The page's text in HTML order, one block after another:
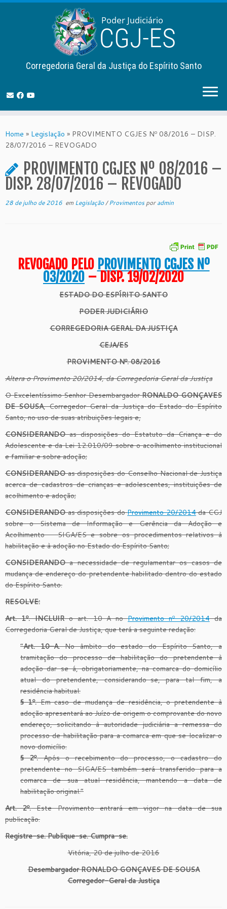
to
content
Corregedoria Geral da Justiça do Espírito Santo
Home » Legislação » PROVIMENTO CGJES Nº 08/2016 – DISP.
28/07/2016 – REVOGADO
PROVIMENTO CGJES Nº 08/2016 –
DISP. 28/07/2016 – REVOGADO
28 de julho de 2016 em Legislação/Provimentosporadmin
REVOGADO PELO PROVIMENTO CGJES Nº
03/2020 – DISP. 19/02/2020
ESTADO DO ESPÍRITO SANTO
PODER JUDICIÁRIO
CORREGEDORIA GERAL DA JUSTIÇA
CEJA/ES
PROVIMENTO Nº. 08/2016
Altera o Provimento 20/2014, da Corregedoria Geral da Justiça
O Excelentíssimo Senhor DesembargadorRONALDO GONÇAVES
DE SOUSA, Corregedor Geral da Justiça do Estado do Espírito
Santo, no uso de suas atribuições legais e,
CONSIDERANDOas disposições do Estatuto da Criança e do
Adolescente e da Lei 12.010/09 sobre o acolhimento institucional
e familiar e sobre adoção;
CONSIDERANDOas disposições do Conselho Nacional de Justiça
acerca de cadastros de crianças e adolescentes, instituições de
acolhimento e adoção;
CONSIDERANDOas disposições doProvimento 20/2014da CGJ
sobre o Sistema de Informação e Gerência da Adoção e
Acolhimento – SIGA/ES e sobre os procedimentos relativos à
habilitação e à adoção no Estado do Espírito Santo;
CONSIDERANDOa necessidade de regulamentar os casos de
mudançade endereço do pretendente habilitado dentro do estado
do Espírito Santo.
RESOLVE:
Art. 1º. INCLUIRo art. 10-A noProvimento nº 20/2014da
Corregedoria Geral de Justiça, que terá a seguinte redação:
“Art. 10–A.No âmbito do estado do Espírito Santo, a
tramitação do processo de habilitação do pretendente à
adoção dar-se-á, obrigatoriamente, na comarca do domicílio
atual do pretendente, considerando-se, para tal fim, a
residência habitual.
§ 1º.Em caso de mudança de residência, o pretendente à
adoção apresentará ao Juízo de origem o comprovante do novo
endereço, solicitando à autoridade judiciária a remessa do
processo de habilitação para a comarca em que se localizar o
novo domicílio.
§ 2º.Após o recebimento do processo, o cadastro do
pretendente no SIGA/ES também será transferido para a
comarca de sua atual residência, mantendo a data de
habilitação original.”
Art. 2º.Este Provimento entrará em vigor na data de sua
publicação.
Registre-se. Publique-se. Cumpra-se.
Vitória, 20 de julho de 2016
Desembargador RONALDO GONÇAVES DE SOUSA
Corregedor-Geral da Justiça